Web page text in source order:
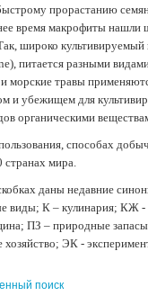
прорастанию
время макрофиты нашли
широко
питается разными
морские травы
и убежищем для
органическими
способах
странах мира.
даны недавние
виды; К – кулинария; КЖ
ПЗ – природные
ЭК -
поиск